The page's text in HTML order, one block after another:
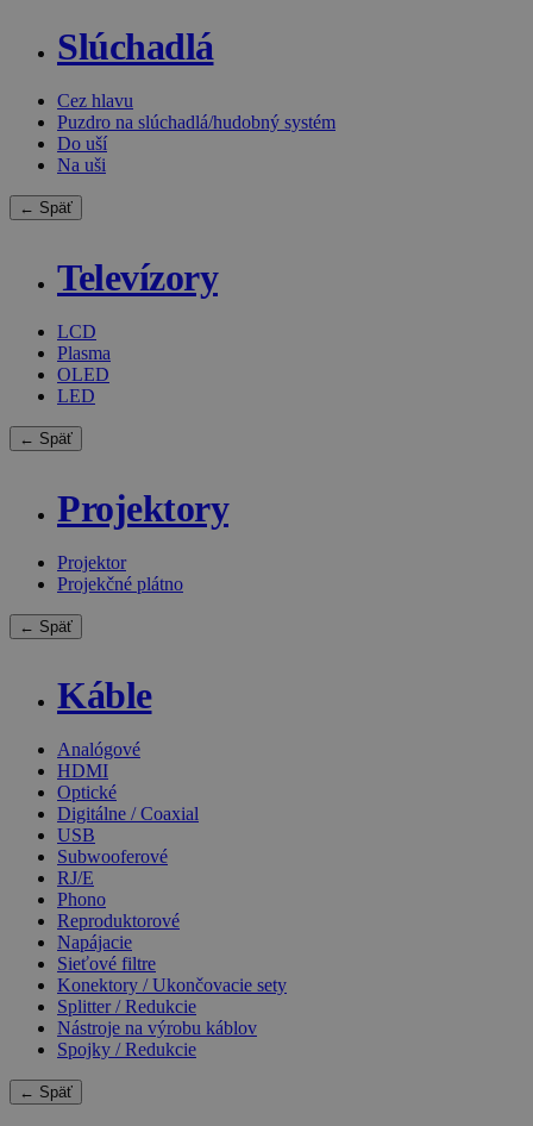
Slúchadlá
Cez hlavu
Puzdro na slúchadlá/hudobný systém
Do uší
Na uši
← Späť
Televízory
LCD
Plasma
OLED
LED
← Späť
Projektory
Projektor
Projekčné plátno
← Späť
Káble
Analógové
HDMI
Optické
Digitálne / Coaxial
USB
Subwooferové
RJ/E
Phono
Reproduktorové
Napájacie
Sieťové filtre
Konektory / Ukončovacie sety
Splitter / Redukcie
Nástroje na výrobu káblov
Spojky / Redukcie
← Späť